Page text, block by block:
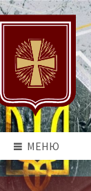
МЕНЮ